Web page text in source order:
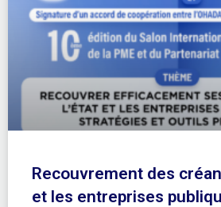
Recouvrement des
et les entreprises